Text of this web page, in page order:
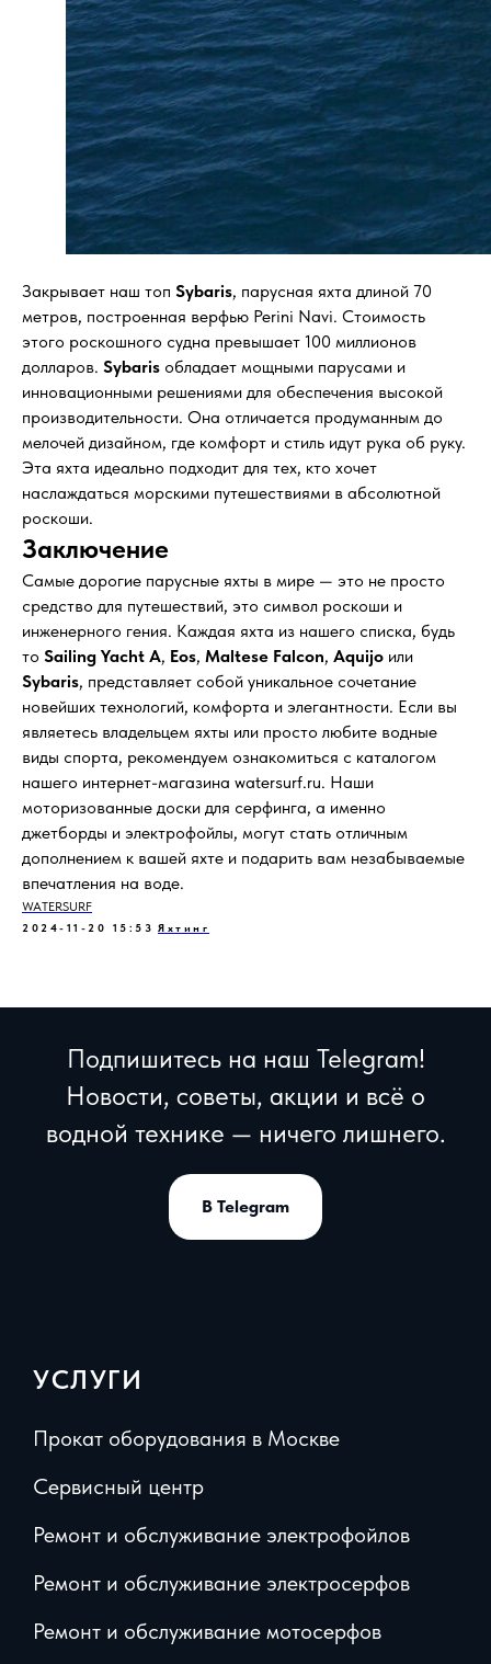
Закрывает наш топ Sybaris, парусная яхта длиной 70
метров, построенная верфью Perini Navi. Стоимость
этого роскошного судна превышает 100 миллионов
долларов. Sybaris обладает мощными парусами и
инновационными решениями для обеспечения высокой
производительности. Она отличается продуманным до
мелочей дизайном, где комфорт и стиль идут рука об руку.
Эта яхта идеально подходит для тех, кто хочет
наслаждаться морскими путешествиями в абсолютной
роскоши.
Заключение
Самые дорогие парусные яхты в мире — это не просто
средство для путешествий, это символ роскоши и
инженерного гения. Каждая яхта из нашего списка, будь
то Sailing Yacht A, Eos, Maltese Falcon, Aquijo или
Sybaris, представляет собой уникальное сочетание
новейших технологий, комфорта и элегантности. Если вы
являетесь владельцем яхты или просто любите водные
виды спорта, рекомендуем ознакомиться с каталогом
нашего интернет-магазина watersurf.ru. Наши
моторизованные доски для серфинга, а именно
джетборды и электрофойлы, могут стать отличным
дополнением к вашей яхте и подарить вам незабываемые
впечатления на воде.
WATERSURF
2024-11-20 15:53 Яхтинг
Подпишитесь на наш Telegram!
Новости, советы, акции и всё о
водной технике — ничего лишнего.
В Telegram
УСЛУГИ
Прокат оборудования в Москве
Сервисный центр
Ремонт и обслуживание электрофойлов
Ремонт и обслуживание электросерфов
Ремонт и обслуживание мотосерфов